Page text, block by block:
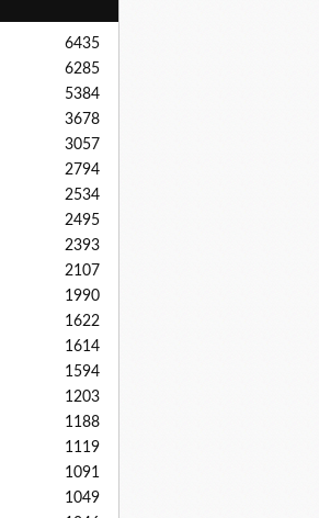
6435
6285
5384
3678
3057
2794
2534
2495
2393
2107
1990
1622
1614
1594
1203
1188
1119
1091
1049